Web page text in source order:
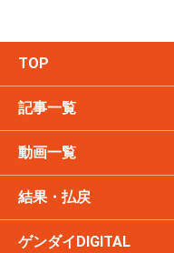
TOP
記事一覧
動画一覧
結果・払戻
ゲンダイDIGITAL